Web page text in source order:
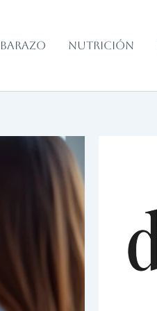
NUTRICIÓN